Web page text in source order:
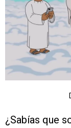
¿Sabías que